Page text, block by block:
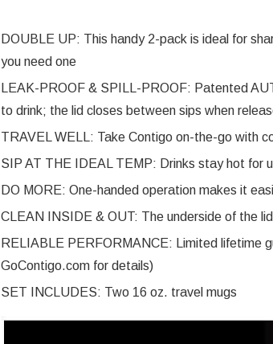
DOUBLE UP: This handy 2-pack is ideal for
you need one
LEAK-PROOF & SPILL-PROOF: Patented
to drink; the lid closes between sips when
TRAVEL WELL: Take Contigo on-the-go with
SIP AT THE IDEAL TEMP: Drinks stay hot for
DO MORE: One-handed operation makes it
CLEAN INSIDE & OUT: The underside of the
RELIABLE PERFORMANCE: Limited lifetime
GoContigo.com for details)
SET INCLUDES: Two 16 oz. travel mugs